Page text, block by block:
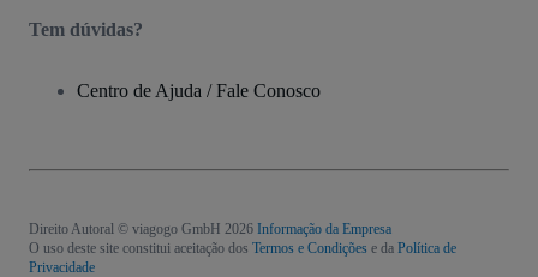
Tem dúvidas?
Centro de Ajuda / Fale Conosco
Direito Autoral © viagogo GmbH 2026 Informação da Empresa
O uso deste site constitui aceitação dos Termos e Condições e da Política de
Privacidade